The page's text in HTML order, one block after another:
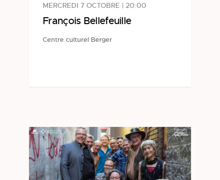
MERCREDI 7 OCTOBRE | 20:00
François Bellefeuille
Centre culturel Berger